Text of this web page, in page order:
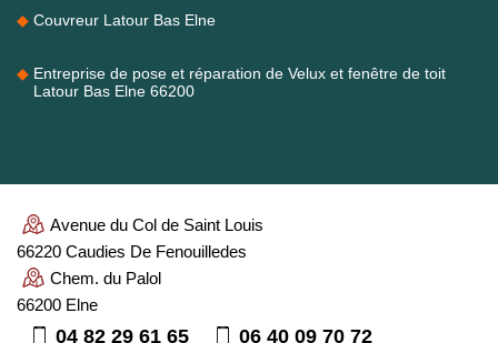
Couvreur Latour Bas Elne
Entreprise de pose et réparation de Velux et fenêtre de toit
Latour Bas Elne 66200
Avenue du Col de Saint Louis
66220 Caudies De Fenouilledes
Chem. du Palol
66200 Elne
04 82 29 61 65 06 40 09 70 72